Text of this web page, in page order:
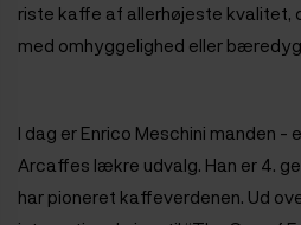
riste kaffe af allerhøjeste kvalitet,
med omhyggelighed eller
I dag er Enrico Meschini manden -
Arcaffes lækre udvalg. Han er 4.
har pioneret kaffeverdenen. Ud